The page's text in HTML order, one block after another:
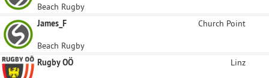
Beach Rugby
James_F
Church Point
Beach Rugby
Rugby OÖ
Linz